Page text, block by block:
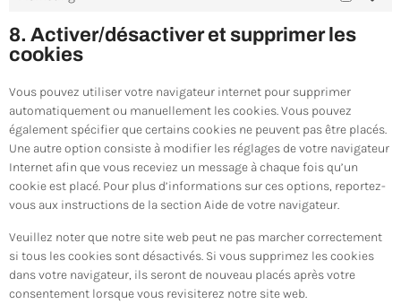
8. Activer/désactiver et supprimer les
cookies
Vous pouvez utiliser votre navigateur internet pour supprimer
automatiquement ou manuellement les cookies. Vous pouvez
également spécifier que certains cookies ne peuvent pas être placés.
Une autre option consiste à modifier les réglages de votre navigateur
Internet afin que vous receviez un message à chaque fois qu’un
cookie est placé. Pour plus d’informations sur ces options, reportez-
vous aux instructions de la section Aide de votre navigateur.
Veuillez noter que notre site web peut ne pas marcher correctement
si tous les cookies sont désactivés. Si vous supprimez les cookies
dans votre navigateur, ils seront de nouveau placés après votre
consentement lorsque vous revisiterez notre site web.